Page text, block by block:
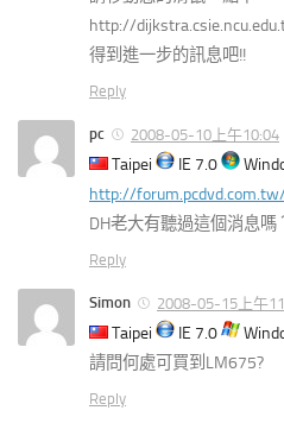
http://
得到進一步的訊息吧!!
Reply
pc 2008-05-10上午10:04
Taipei IE 7.0
http://
DH老大有聽過這個消息嗎
Reply
Simon 2008-05-15上午
Taipei IE 7.0
請問何處可買到LM675?
Reply